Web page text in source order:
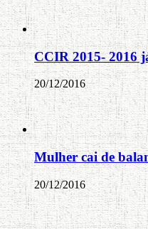
CCIR 2015- 2016
20/12/2016
Mulher cai de
20/12/2016